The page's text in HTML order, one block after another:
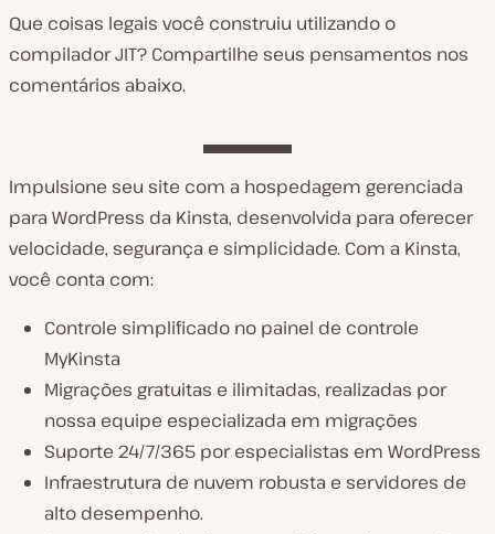
Que coisas legais você construiu utilizando o
compilador JIT? Compartilhe seus pensamentos nos
comentários abaixo.
Impulsione seu site com a hospedagem gerenciada
para WordPress da Kinsta, desenvolvida para oferecer
velocidade, segurança e simplicidade. Com a Kinsta,
você conta com:
Controle simplificado no painel de controle
MyKinsta
Migrações gratuitas e ilimitadas, realizadas por
nossa equipe especializada em migrações
Suporte 24/7/365 por especialistas em WordPress
Infraestrutura de nuvem robusta e servidores de
alto desempenho.